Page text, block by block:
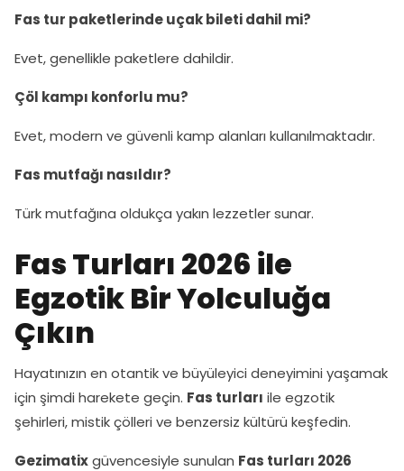
Fas tur paketlerinde uçak bileti dahil mi?
Evet, genellikle paketlere dahildir.
Çöl kampı konforlu mu?
Evet, modern ve güvenli kamp alanları kullanılmaktadır.
Fas mutfağı nasıldır?
Türk mutfağına oldukça yakın lezzetler sunar.
Fas Turları 2026 ile
Egzotik Bir Yolculuğa
Çıkın
Hayatınızın en otantik ve büyüleyici deneyimini yaşamak
için şimdi harekete geçin. Fas turları ile egzotik
şehirleri, mistik çölleri ve benzersiz kültürü keşfedin.
Gezimatixgüvencesiyle sunulan Fas turları 2026